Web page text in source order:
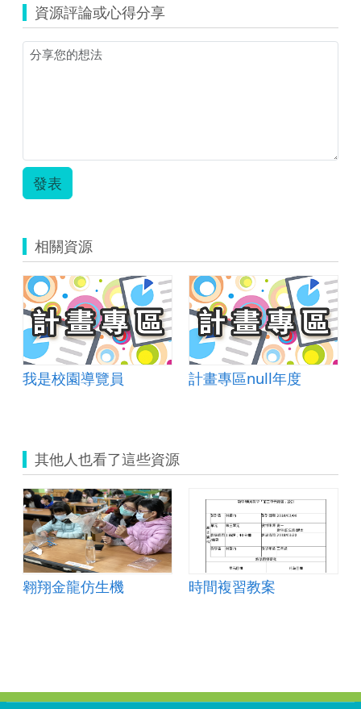
小-
時
資源評論或心得分享
發表
相關資源
我是校園導覽員 計畫專區null年度
其他人也看了這些資源
翱翔金龍仿生機 時間複習教案